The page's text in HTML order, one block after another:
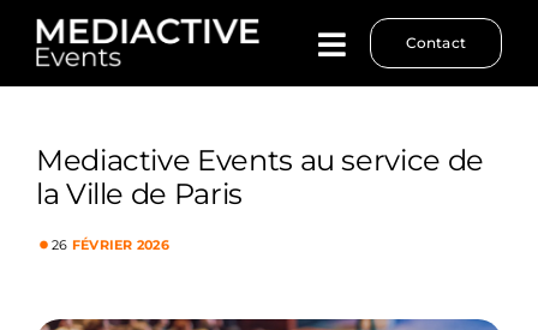
Passer
Contact
Mediactive Events au service de
la Ville de Paris
•26 FÉVRIER 2026